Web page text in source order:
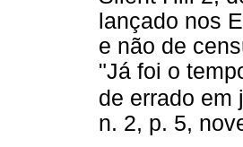
lançado nos
e não de
"Já foi o
de errado em
n. 2, p. 5,